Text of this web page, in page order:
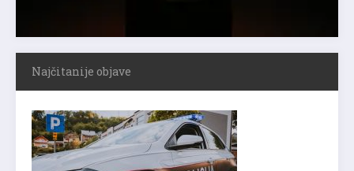
Najčitanije objave